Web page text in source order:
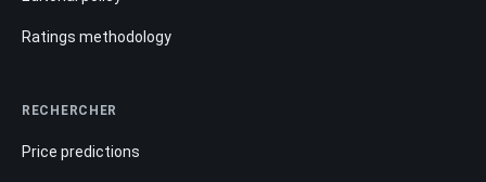
Ratings methodology
RECHERCHER
Price predictions